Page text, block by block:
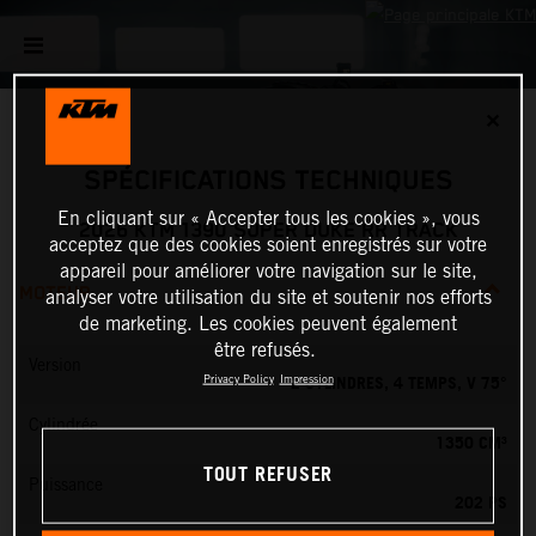
2026 KTM 1390 SUPER DUKE RR TRACK
MOTEUR
2 CYLINDRES, 4 TEMPS, V 75°
Cylindrée
En cliquant sur « Accepter tous les cookies », vous
acceptez que des cookies soient enregistrés sur votre
appareil pour améliorer votre navigation sur le site,
analyser votre utilisation du site et soutenir nos efforts
de marketing. Les cookies peuvent également
être refusés.
Privacy Policy Impression
TOUT REFUSER